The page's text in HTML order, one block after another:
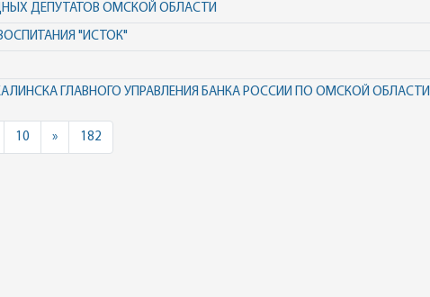
ДЕПУТАТОВ ОМСКОЙ ОБЛАСТИ
"ИСТОК"
ГЛАВНОГО УПРАВЛЕНИЯ БАНКА РОССИИ ПО ОМСКОЙ ОБЛАСТИ
10 »Next182